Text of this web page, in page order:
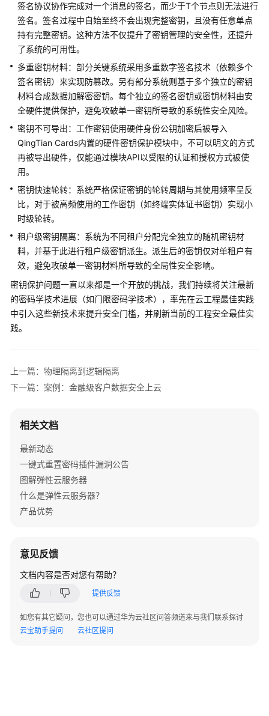
技
术
白
皮
QingTian
系
统
安
全
白
皮
书
引
言
QingTian
系
统
QingTian
威
设
安
全
方
法
QingTian
组
件
QingTian
签名协议协作完成对一个消息的签名，而少于T个节点则无法进行
签名。签名过程中自始至终不会出现完整密钥，且没有任意单点
持有完整密钥。这种方法不仅提升了密钥管理的安全性，还提升
了系统的可用性。
多重密钥材料：部分关键系统采用多重数字签名技术（依赖多个
签名密钥）来实现防篡改。另有部分系统则基于多个独立的密钥
材料合成数据加解密密钥。每个独立的签名密钥或密钥材料由安
全硬件提供保护，避免攻破单一密钥所导致的系统性安全风险。
密钥不可导出：工作密钥使用硬件身份公钥加密后被导入
QingTian Cards内置的硬件密钥保护模块中，不可以明文的方式
再被导出硬件，仅能通过模块API以受限的认证和授权方式被使
用。
密钥快速轮转：系统严格保证密钥的轮转周期与其使用频率呈反
比，对于被高频使用的工作密钥（如终端实体证书密钥）实现小
时级轮转。
租户级密钥隔离：系统为不同租户分配完全独立的随机密钥材
料，并基于此进行租户级密钥派生。派生后的密钥仅对单租户有
效，避免攻破单一密钥材料所导致的全局性安全影响。
密钥保护问题一直以来都是一个开放的挑战，我们持续将关注最新
的密码学技术进展（如门限密码学技术），率先在云工程最佳实践
中引入这些新技术来提升安全门槛，并刷新当前的工程安全最佳实
践。
上一篇：物理隔离到逻辑隔离
下一篇：案例：金融级客户数据安全上云
相关文档
最新动态
一键式重置密码插件漏洞公告
图解弹性云服务器
什么是弹性云服务器？
产品优势
意见反馈
文档内容是否对您有帮助？
提供反馈
如您有其它疑问，您也可以通过华为云社区问答频道来与我们联系探讨
云宝助手提问
云社区提问